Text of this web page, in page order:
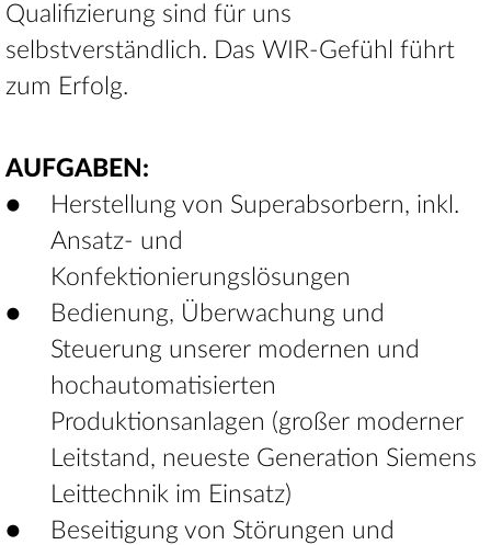
Qualifizierung sind für uns
selbstverständlich. Das WIR-Gefühl führt
zum Erfolg.
AUFGABEN:
Herstellung von Superabsorbern, inkl.
Ansatz- und
Konfektionierungslösungen
Bedienung, Überwachung und
Steuerung unserer modernen und
hochautomatisierten
Produktionsanlagen (großer moderner
Leitstand, neueste Generation Siemens
Leittechnik im Einsatz)
Beseitigung von Störungen und